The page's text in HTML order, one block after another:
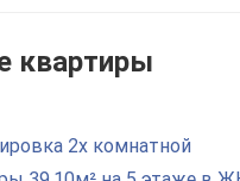
квартиры